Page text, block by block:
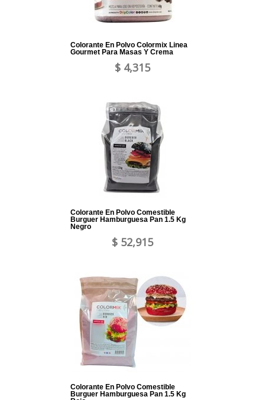
Colorante En Polvo Colormix Linea
Gourmet Para Masas Y Crema
$ 4,315
Colorante En Polvo Comestible
Burguer Hamburguesa Pan 1.5 Kg
Negro
$ 52,915
Colorante En Polvo Comestible
Burguer Hamburguesa Pan 1.5 Kg